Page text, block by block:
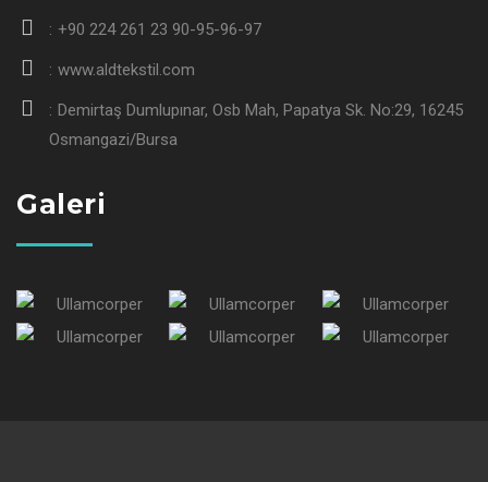
+90 224 261 23 90-95-96-97
www.aldtekstil.com
Demirtaş Dumlupınar, Osb Mah, Papatya Sk. No:29, 16245
Osmangazi/Bursa
Galeri